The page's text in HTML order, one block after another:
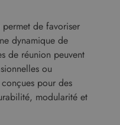
de favoriser
dynamique de
de réunion peuvent
ou
pour des
modularité et
Performance
Non classifiés
site Web telles